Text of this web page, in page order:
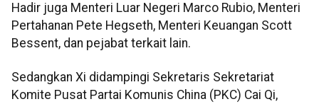
Hadir juga Menteri Luar Negeri Marco Rubio, Menteri
Pertahanan Pete Hegseth, Menteri Keuangan Scott
Bessent, dan pejabat terkait lain.
Sedangkan Xi didampingi Sekretaris Sekretariat
Komite Pusat Partai Komunis China (PKC) Cai Qi,